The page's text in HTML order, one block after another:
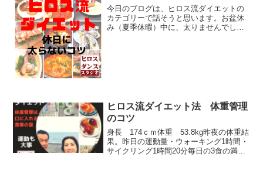
今日のブログは、ヒロス流ダイエットの
カテゴリーで話そうと思います。お盆休
み（夏季休暇）中に、太りませんでした
ヒロス流ダイエット法 体重管理
のコツ
身長 174ｃｍ体重 53.8kg昨夜の体重結
果。昨日の運動量・ウォーキング1時間・
サイクリング1時間20分毎日の3食の満腹